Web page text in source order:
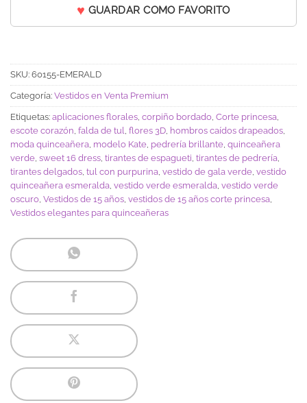
GUARDAR COMO FAVORITO
SKU: 60155-EMERALD
Categoría: Vestidos en Venta Premium
Etiquetas: aplicaciones florales, corpiño bordado, Corte princesa,
escote corazón, falda de tul, flores 3D, hombros caídos drapeados,
moda quinceañera, modelo Kate, pedrería brillante, quinceañera
verde, sweet 16 dress, tirantes de espagueti, tirantes de pedrería,
tirantes delgados, tul con purpurina, vestido de gala verde, vestido
quinceañera esmeralda, vestido verde esmeralda, vestido verde
oscuro, Vestidos de 15 años, vestidos de 15 años corte princesa,
Vestidos elegantes para quinceañeras